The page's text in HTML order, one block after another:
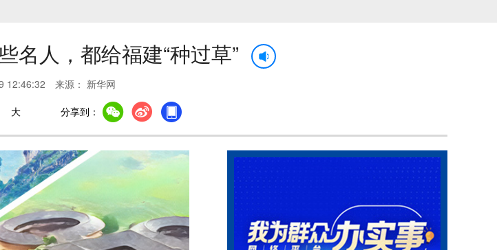
名人，都给福建“种过草”
12:46:32 来源： 新华网
大 分享到：